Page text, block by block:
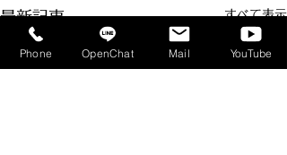
最新記事 すべて表示
Phone OpenChat Mail YouTube